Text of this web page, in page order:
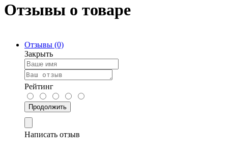
Отзывы о товаре
Отзывы (0)
Закрыть
Рейтинг
Продолжить
Написать отзыв